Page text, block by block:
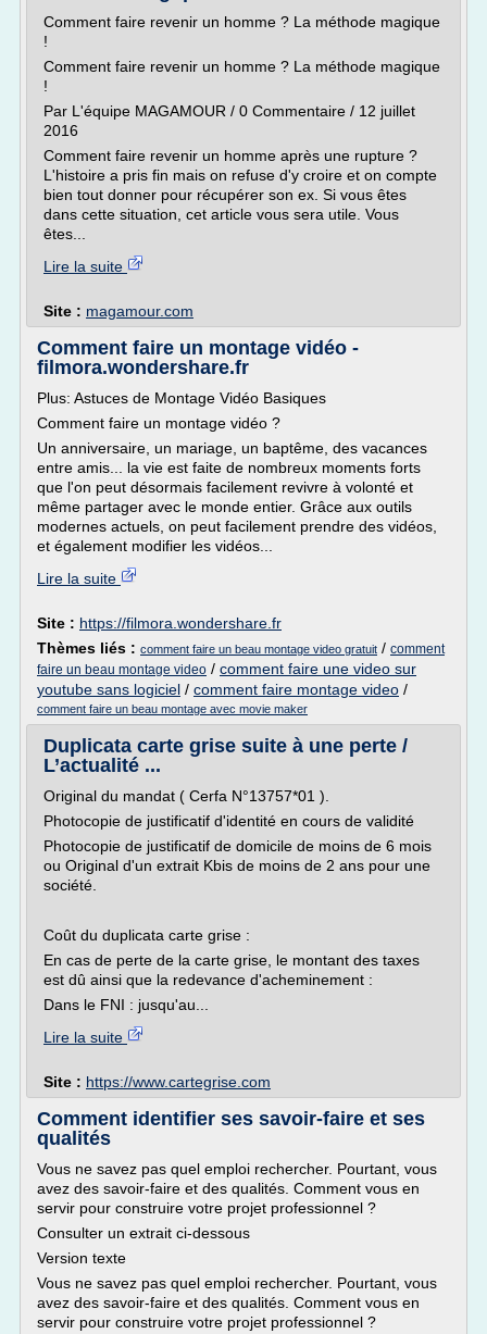
Comment faire revenir un homme ? La méthode magique
!
Comment faire revenir un homme ? La méthode magique
!
Par L'équipe MAGAMOUR / 0 Commentaire / 12 juillet
2016
Comment faire revenir un homme après une rupture ?
L'histoire a pris fin mais on refuse d'y croire et on compte
bien tout donner pour récupérer son ex. Si vous êtes
dans cette situation, cet article vous sera utile. Vous
êtes...
Lire la suite
Site : magamour.com
Comment faire un montage vidéo -
filmora.wondershare.fr
Plus: Astuces de Montage Vidéo Basiques
Comment faire un montage vidéo ?
Un anniversaire, un mariage, un baptême, des vacances
entre amis... la vie est faite de nombreux moments forts
que l'on peut désormais facilement revivre à volonté et
même partager avec le monde entier. Grâce aux outils
modernes actuels, on peut facilement prendre des vidéos,
et également modifier les vidéos...
Lire la suite
Site : https://filmora.wondershare.fr
Thèmes liés : comment faire un beau montage video gratuit / comment
faire un beau montage video / comment faire une video sur
youtube sans logiciel / comment faire montage video /
comment faire un beau montage avec movie maker
Duplicata carte grise suite à une perte /
L’actualité ...
Original du mandat ( Cerfa N°13757*01 ).
Photocopie de justificatif d'identité en cours de validité
Photocopie de justificatif de domicile de moins de 6 mois
ou Original d'un extrait Kbis de moins de 2 ans pour une
société.
Coût du duplicata carte grise :
En cas de perte de la carte grise, le montant des taxes
est dû ainsi que la redevance d'acheminement :
Dans le FNI : jusqu'au...
Lire la suite
Site : https://www.cartegrise.com
Comment identifier ses savoir-faire et ses
qualités
Vous ne savez pas quel emploi rechercher. Pourtant, vous
avez des savoir-faire et des qualités. Comment vous en
servir pour construire votre projet professionnel ?
Consulter un extrait ci-dessous
Version texte
Vous ne savez pas quel emploi rechercher. Pourtant, vous
avez des savoir-faire et des qualités. Comment vous en
servir pour construire votre projet professionnel ?